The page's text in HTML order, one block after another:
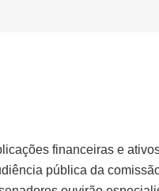
financeiras e
pública da